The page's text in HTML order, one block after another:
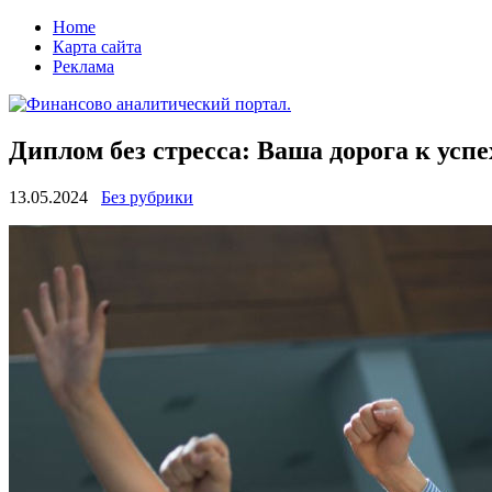
Home
Карта сайта
Реклама
Диплом без стресса: Ваша дорога к
13.05.2024 Без рубрики